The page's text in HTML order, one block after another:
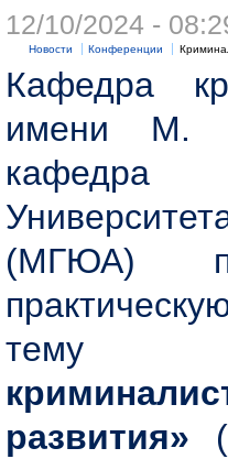
12/10/2024 -
Новости Конференции
Кафедра
имени М.
кафедра
(МГЮА)
развития»